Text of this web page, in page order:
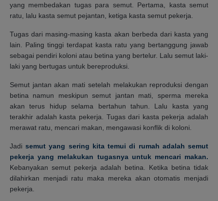
yang membedakan tugas para semut. Pertama, kasta semut
ratu, lalu kasta semut pejantan, ketiga kasta semut pekerja.
Tugas dari masing-masing kasta akan berbeda dari kasta yang
lain. Paling tinggi terdapat kasta ratu yang bertanggung jawab
sebagai pendiri koloni atau betina yang bertelur. Lalu semut laki-
laki yang bertugas untuk bereproduksi.
Semut jantan akan mati setelah melakukan reproduksi dengan
betina namun meskipun semut jantan mati, sperma mereka
akan terus hidup selama bertahun tahun. Lalu kasta yang
terakhir adalah kasta pekerja. Tugas dari kasta pekerja adalah
merawat ratu, mencari makan, mengawasi konflik di koloni.
Jadisemut yang sering kita temui di rumah adalah semut
pekerja yang melakukan tugasnya untuk mencari makan.
Kebanyakan semut pekerja adalah betina. Ketika betina tidak
dilahirkan menjadi ratu maka mereka akan otomatis menjadi
pekerja.